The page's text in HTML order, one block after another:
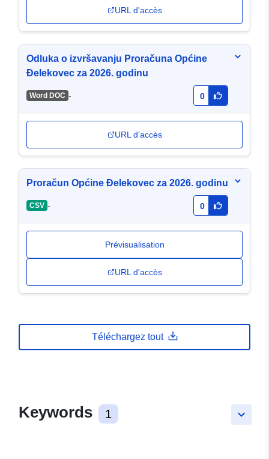
URL d'accès
Odluka o izvršavanju Proračuna Općine
Đelekovec za 2026. godinu
Word DOC - 0
URL d'accès
Proračun Općine Đelekovec za 2026. godinu
CSV - 0
Prévisualisation
URL d'accès
Téléchargez tout
keyboard_arrow_down
Keywords 1